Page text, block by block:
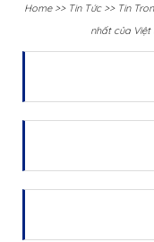
Home>> Tin Tức>> Tin
nhất của